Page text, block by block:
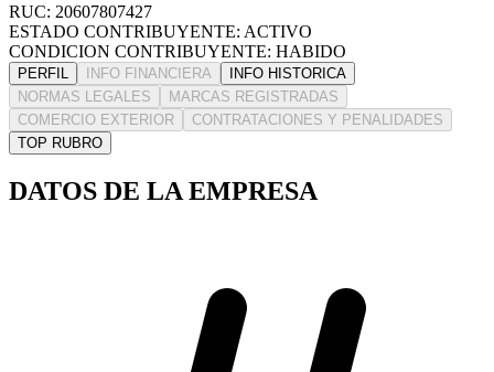
RUC: 20607807427
ESTADO CONTRIBUYENTE: ACTIVO
CONDICION CONTRIBUYENTE: HABIDO
PERFIL INFO FINANCIERA
INFO HISTORICA
NORMAS LEGALES
MARCAS REGISTRADAS
COMERCIO EXTERIOR
CONTRATACIONES Y PENALIDADES
TOP RUBRO
DATOS DE LA EMPRESA